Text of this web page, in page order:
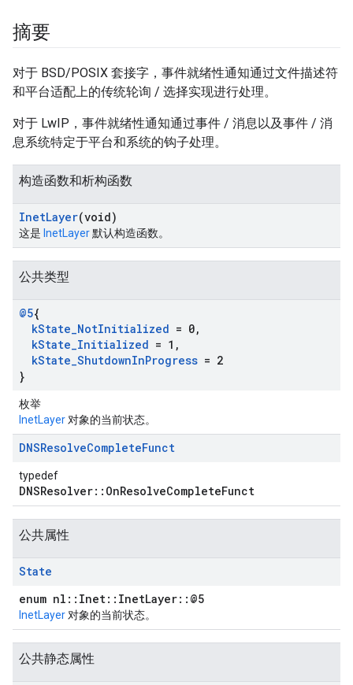
摘要
对于 BSD/POSIX 套接字，事件就绪性通知通过文件描述符
和平台适配上的传统轮询 / 选择实现进行处理。
对于 LwIP，事件就绪性通知通过事件 / 消息以及事件 / 消
息系统特定于平台和系统的钩子处理。
构造函数和析构函数
InetLayer(void)
这是 InetLayer默认构造函数。
公共类型
@5{
kState_NotInitialized = 0,
kState_Initialized = 1 ,
kState_ShutdownInProgress = 2
}
枚举
InetLayer 对象的当前状态。
DNSResolveCompleteFunct
typedef
DNSResolver::OnResolveCompleteFunct
公共属性
State
enum nl::Inet::InetLayer::@5
InetLayer 对象的当前状态。
公共静态属性